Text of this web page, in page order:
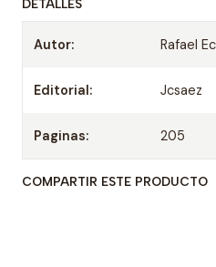
DETALLES
Autor: Rafael
Editorial: Jcsaez
Paginas: 205
COMPARTIR ESTE PRODUCTO